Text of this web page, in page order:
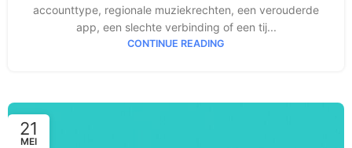
accounttype, regionale muziekrechten, een verouderde
app, een slechte verbinding of een tij...
CONTINUE READING
21
MEI